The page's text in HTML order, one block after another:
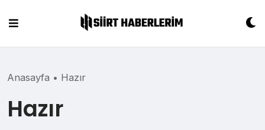
content
Anasayfa • Hazır
Hazır